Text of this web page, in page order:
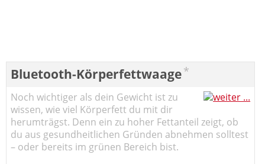
Bluetooth-Körperfettwaage*
Noch wichtiger als dein Gewicht ist zu
wissen, wie viel Körperfett du mit dir
herumträgst. Denn ein zu hoher Fettanteil zeigt, ob
du aus gesundheitlichen Gründen abnehmen solltest
– oder bereits im grünen Bereich bist.